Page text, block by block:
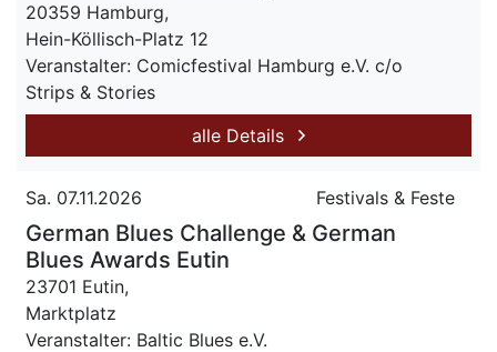
20359 Hamburg,
Hein-Köllisch-Platz 12
Veranstalter: Comic­fest­ival Ham­burg e.V. c/o
Strips & Stories
alle Details
Sa. 07.11.2026 Festivals & Feste
German Blues Challenge & German
Blues Awards Eutin
23701 Eutin,
Marktplatz
Veranstalter: Baltic Blues e.V.